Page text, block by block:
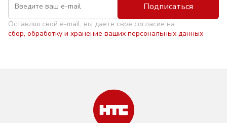
Подписаться
Оставляя свой e-mail, вы даете свое согласие на
сбор, обработку и хранение ваших персональных данных